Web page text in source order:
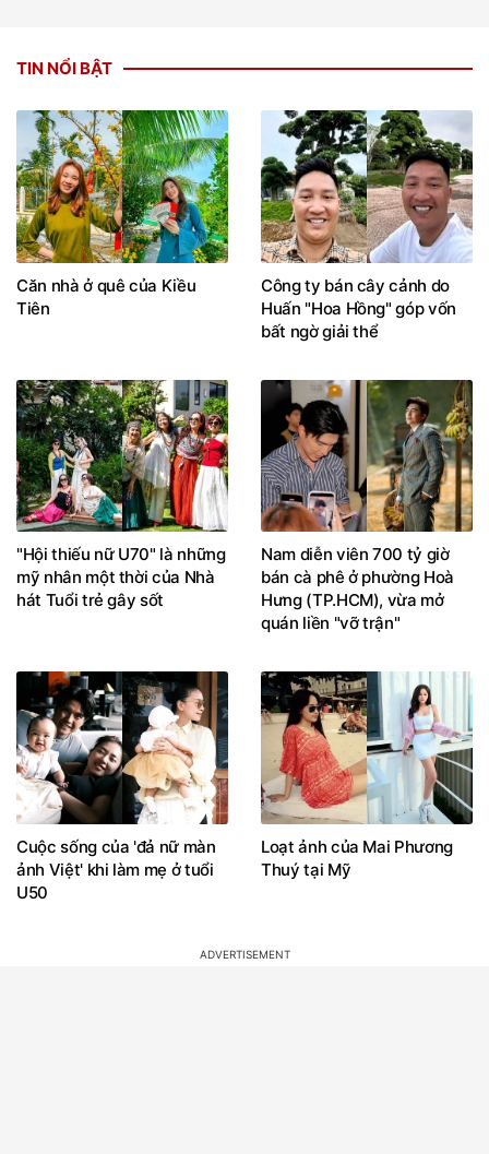
TIN NỔI BẬT
Căn nhà ở quê của Kiều
Tiên
Công ty bán cây cảnh do
Huấn "Hoa Hồng" góp vốn
bất ngờ giải thể
"Hội thiếu nữ U70" là những
mỹ nhân một thời của Nhà
hát Tuổi trẻ gây sốt
Nam diễn viên 700 tỷ giờ
bán cà phê ở phường Hoà
Hưng (TP.HCM), vừa mở
quán liền "vỡ trận"
Cuộc sống của 'đả nữ màn
ảnh Việt' khi làm mẹ ở tuổi
U50
Loạt ảnh của Mai Phương
Thuý tại Mỹ